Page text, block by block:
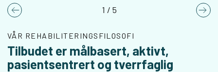
VÅR REHABILITERINGSFILOSOFI
Tilbudet er målbasert, aktivt,
pasientsentrert og tverrfaglig
Previous 1 / 5